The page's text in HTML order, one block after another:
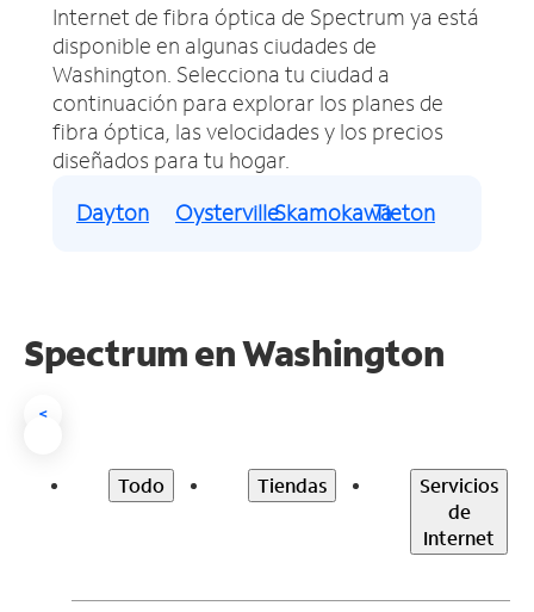
Internet de fibra óptica de Spectrum ya está
disponible en algunas ciudades de
Washington. Selecciona tu ciudad a
continuación para explorar los planes de
fibra óptica, las velocidades y los precios
diseñados para tu hogar.
Dayton
OystervilleSkamokawaTieton
Spectrum enWashington
<
Todo Tiendas
Servicios
de
Internet